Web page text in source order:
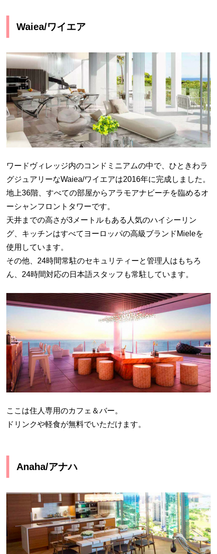
Waiea/ワイエア
ワードヴィレッジ内のコンドミニアムの中で、ひときわラ
グジュアリーなWaiea/ワイエアは2016年に完成しました。
地上36階、すべての部屋からアラモアナビーチを臨めるオ
ーシャンフロントタワーです。
天井までの高さが3メートルもある人気のハイシーリン
グ、キッチンはすべてヨーロッパの高級ブランドMieleを
使用しています。
その他、24時間常駐のセキュリティーと管理人はもちろ
ん、24時間対応の日本語スタッフも常駐しています。
ここは住人専用のカフェ＆バー。
ドリンクや軽食が無料でいただけます。
Anaha/アナハ